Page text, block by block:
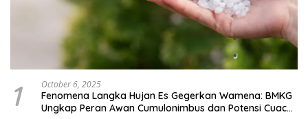
1 October 6, 2025
Fenomena Langka Hujan Es Gegerkan Wamena: BMKG
Ungkap Peran Awan Cumulonimbus dan Potensi Cuaca